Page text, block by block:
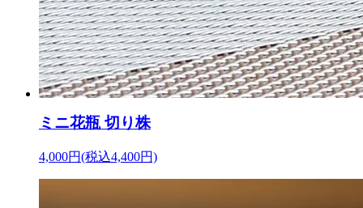
ミニ花瓶 切り株
4,000円(税込4,400円)